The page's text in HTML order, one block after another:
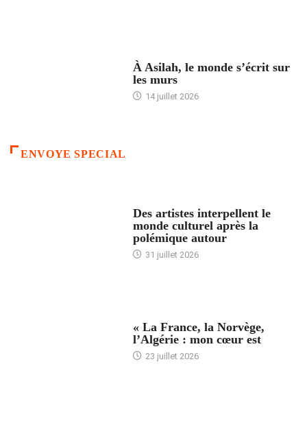
À Asilah, le monde s’écrit sur
les murs
14 juillet 2026
ENVOYE SPECIAL
Des artistes interpellent le
monde culturel après la
polémique autour
31 juillet 2026
« La France, la Norvège,
l’Algérie : mon cœur est
23 juillet 2026